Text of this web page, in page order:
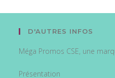
D'AUTRES INFOS
Méga Promos CSE, une
Présentation